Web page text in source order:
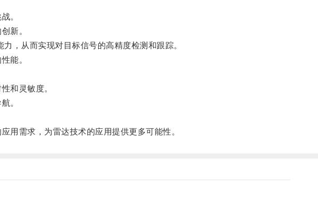
。
新。
从而实现对目标信号的高精度检测和跟踪。
能。
和灵敏度。
。
需求，为雷达技术的应用提供更多可能性。